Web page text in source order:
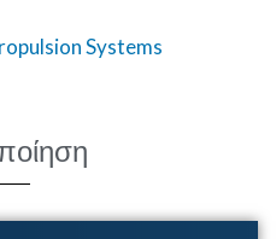
Systems